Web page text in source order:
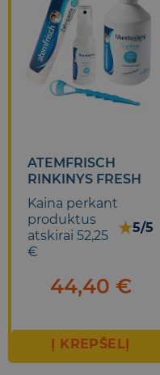
ATEMFRISCH
RINKINYS FRESH
Kaina perkant
produktus
atskirai 52,25
€
★5/5
44,40 €
Į KREPŠELĮ